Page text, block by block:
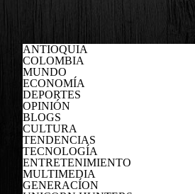
ANTIOQUIA
COLOMBIA
MUNDO
ECONOMÍA
DEPORTES
OPINIÓN
BLOGS
CULTURA
TENDENCIAS
TECNOLOGÍA
ENTRETENIMIENTO
MULTIMEDIA
GENERACÍON